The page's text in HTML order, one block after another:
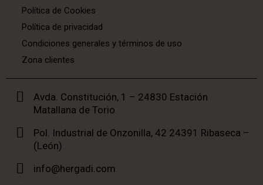
Política de Cookies
Política de privacidad
Condiciones generales y términos de uso
Zona clientes
Avda. Constitución, 1 – 24830 Estación
Matallana de Torio
Pol. Industrial de Onzonilla, 42 24391 Ribaseca –
(León)
info@hergadi.com